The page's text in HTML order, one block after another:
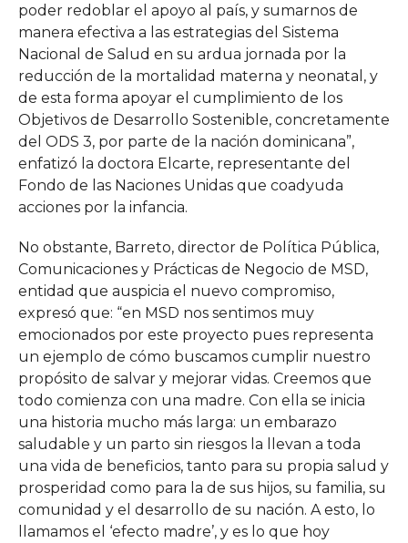
poder redoblar el apoyo al país, y sumarnos de
manera efectiva a las estrategias del Sistema
Nacional de Salud en su ardua jornada por la
reducción de la mortalidad materna y neonatal, y
de esta forma apoyar el cumplimiento de los
Objetivos de Desarrollo Sostenible, concretamente
del ODS 3, por parte de la nación dominicana”,
enfatizó la doctora Elcarte, representante del
Fondo de las Naciones Unidas que coadyuda
acciones por la infancia.
No obstante, Barreto, director de Política Pública,
Comunicaciones y Prácticas de Negocio de MSD,
entidad que auspicia el nuevo compromiso,
expresó que: “en MSD nos sentimos muy
emocionados por este proyecto pues representa
un ejemplo de cómo buscamos cumplir nuestro
propósito de salvar y mejorar vidas. Creemos que
todo comienza con una madre. Con ella se inicia
una historia mucho más larga: un embarazo
saludable y un parto sin riesgos la llevan a toda
una vida de beneficios, tanto para su propia salud y
prosperidad como para la de sus hijos, su familia, su
comunidad y el desarrollo de su nación. A esto, lo
llamamos el ‘efecto madre’, y es lo que hoy